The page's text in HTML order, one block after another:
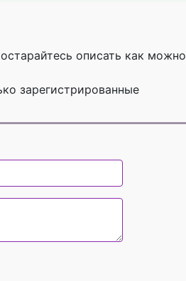
описать как можно
зарегистрированные